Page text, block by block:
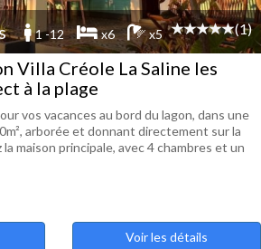
1 -12 x6 x5 (1)
Villa Créole La Saline les
à la plage
vos vacances au bord du lagon, dans une
arborée et donnant directement sur la
maison principale, avec 4 chambres et un
Voir les détails